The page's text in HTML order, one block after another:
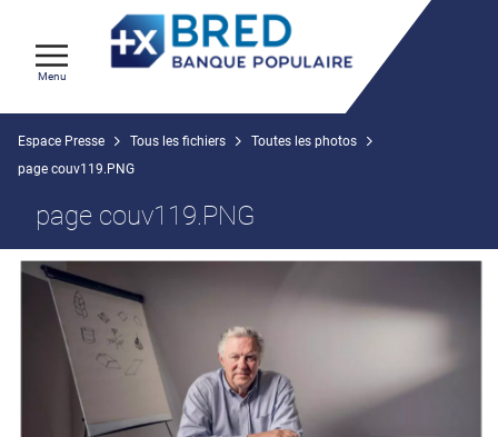
Menu
Espace Presse Tous les fichiers
Toutes les photos
page couv119.PNG
page couv119.PNG